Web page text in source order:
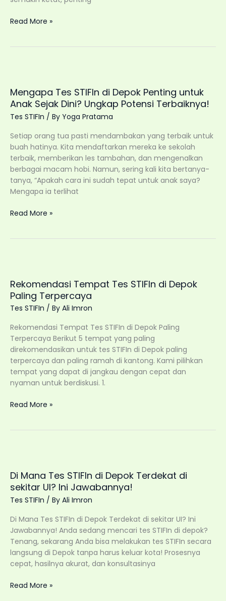
Warga
Muda
dengan
Tes
STIFIn
Read More »
Mengapa Tes STIFIn di Depok Penting untuk
Anak Sejak Dini? Ungkap Potensi Terbaiknya!
Tes STIFIn / By Yoga Pratama
Setiap orang tua pasti mendambakan yang terbaik untuk
buah hatinya. Kita mendaftarkan mereka ke sekolah
terbaik, memberikan les tambahan, dan mengenalkan
berbagai macam hobi. Namun, sering kali kita bertanya-
tanya, “Apakah cara ini sudah tepat untuk anak saya?
Mengapa ia terlihat
Mengapa
untuk
Anak
Sejak
Dini?
Ungkap
Potensi
Terbaiknya!
Read More »
Rekomendasi Tempat Tes STIFIn di Depok
Paling Terpercaya
Tes STIFIn / By Ali Imron
Rekomendasi Tempat Tes STIFIn di Depok Paling
Terpercaya Berikut 5 tempat yang paling
direkomendasikan untuk tes STIFIn di Depok paling
terpercaya dan paling ramah di kantong. Kami pilihkan
tempat yang dapat di jangkau dengan cepat dan
nyaman untuk berdiskusi. 1.
Rekomendasi
Paling
Terpercaya
Read More »
Di Mana Tes STIFIn di Depok Terdekat di
sekitar UI? Ini Jawabannya!
Tes STIFIn / By Ali Imron
Di Mana Tes STIFIn di Depok Terdekat di sekitar UI? Ini
Jawabannya! Anda sedang mencari tes STIFIn di depok?
Tenang, sekarang Anda bisa melakukan tes STIFIn secara
langsung di Depok tanpa harus keluar kota! Prosesnya
cepat, hasilnya akurat, dan konsultasinya
Di
Read More »